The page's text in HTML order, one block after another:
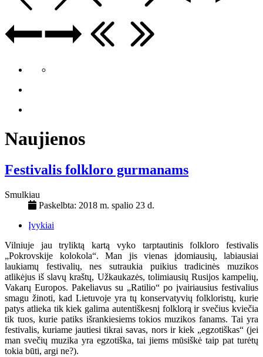
Naujienos
Festivalis folkloro gurmanams
Smulkiau
Paskelbta: 2018 m. spalio 23 d.
Įvykiai
Vilniuje jau tryliktą kartą vyko tarptautinis folkloro festivalis
„Pokrovskije kolokola“. Man jis vienas įdomiausių, labiausiai
laukiamų festivalių, nes sutraukia puikius tradicinės muzikos
atlikėjus iš slavų kraštų, Užkaukazės, tolimiausių Rusijos kampelių,
Vakarų Europos. Pakeliavus su „Ratilio“ po įvairiausius festivalius
smagu žinoti, kad Lietuvoje yra tų konservatyvių folkloristų, kurie
patys atlieka tik kiek galima autentiškesnį folklorą ir svečius kviečia
tik tuos, kurie patiks išrankiesiems tokios muzikos fanams. Tai yra
festivalis, kuriame jautiesi tikrai savas, nors ir kiek „egzotiškas“ (jei
man svečių muzika yra egzotiška, tai jiems mūsiškė taip pat turėtų
tokia būti, argi ne?).